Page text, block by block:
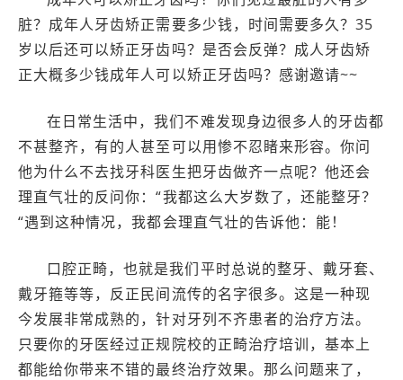
脏？成年人牙齿矫正需要多少钱，时间需要多久？35
岁以后还可以矫正牙齿吗？是否会反弹？成人牙齿矫
正大概多少钱成年人可以矫正牙齿吗？感谢邀请~~
在日常生活中，我们不难发现身边很多人的牙齿都
不甚整齐，有的人甚至可以用惨不忍睹来形容。你问
他为什么不去找牙科医生把牙齿做齐一点呢？他还会
理直气壮的反问你：“我都这么大岁数了，还能整牙？
“遇到这种情况，我都会理直气壮的告诉他：能！
口腔正畸，也就是我们平时总说的整牙、戴牙套、
戴牙箍等等，反正民间流传的名字很多。这是一种现
今发展非常成熟的，针对牙列不齐患者的治疗方法。
只要你的牙医经过正规院校的正畸治疗培训，基本上
都能给你带来不错的最终治疗效果。那么问题来了，